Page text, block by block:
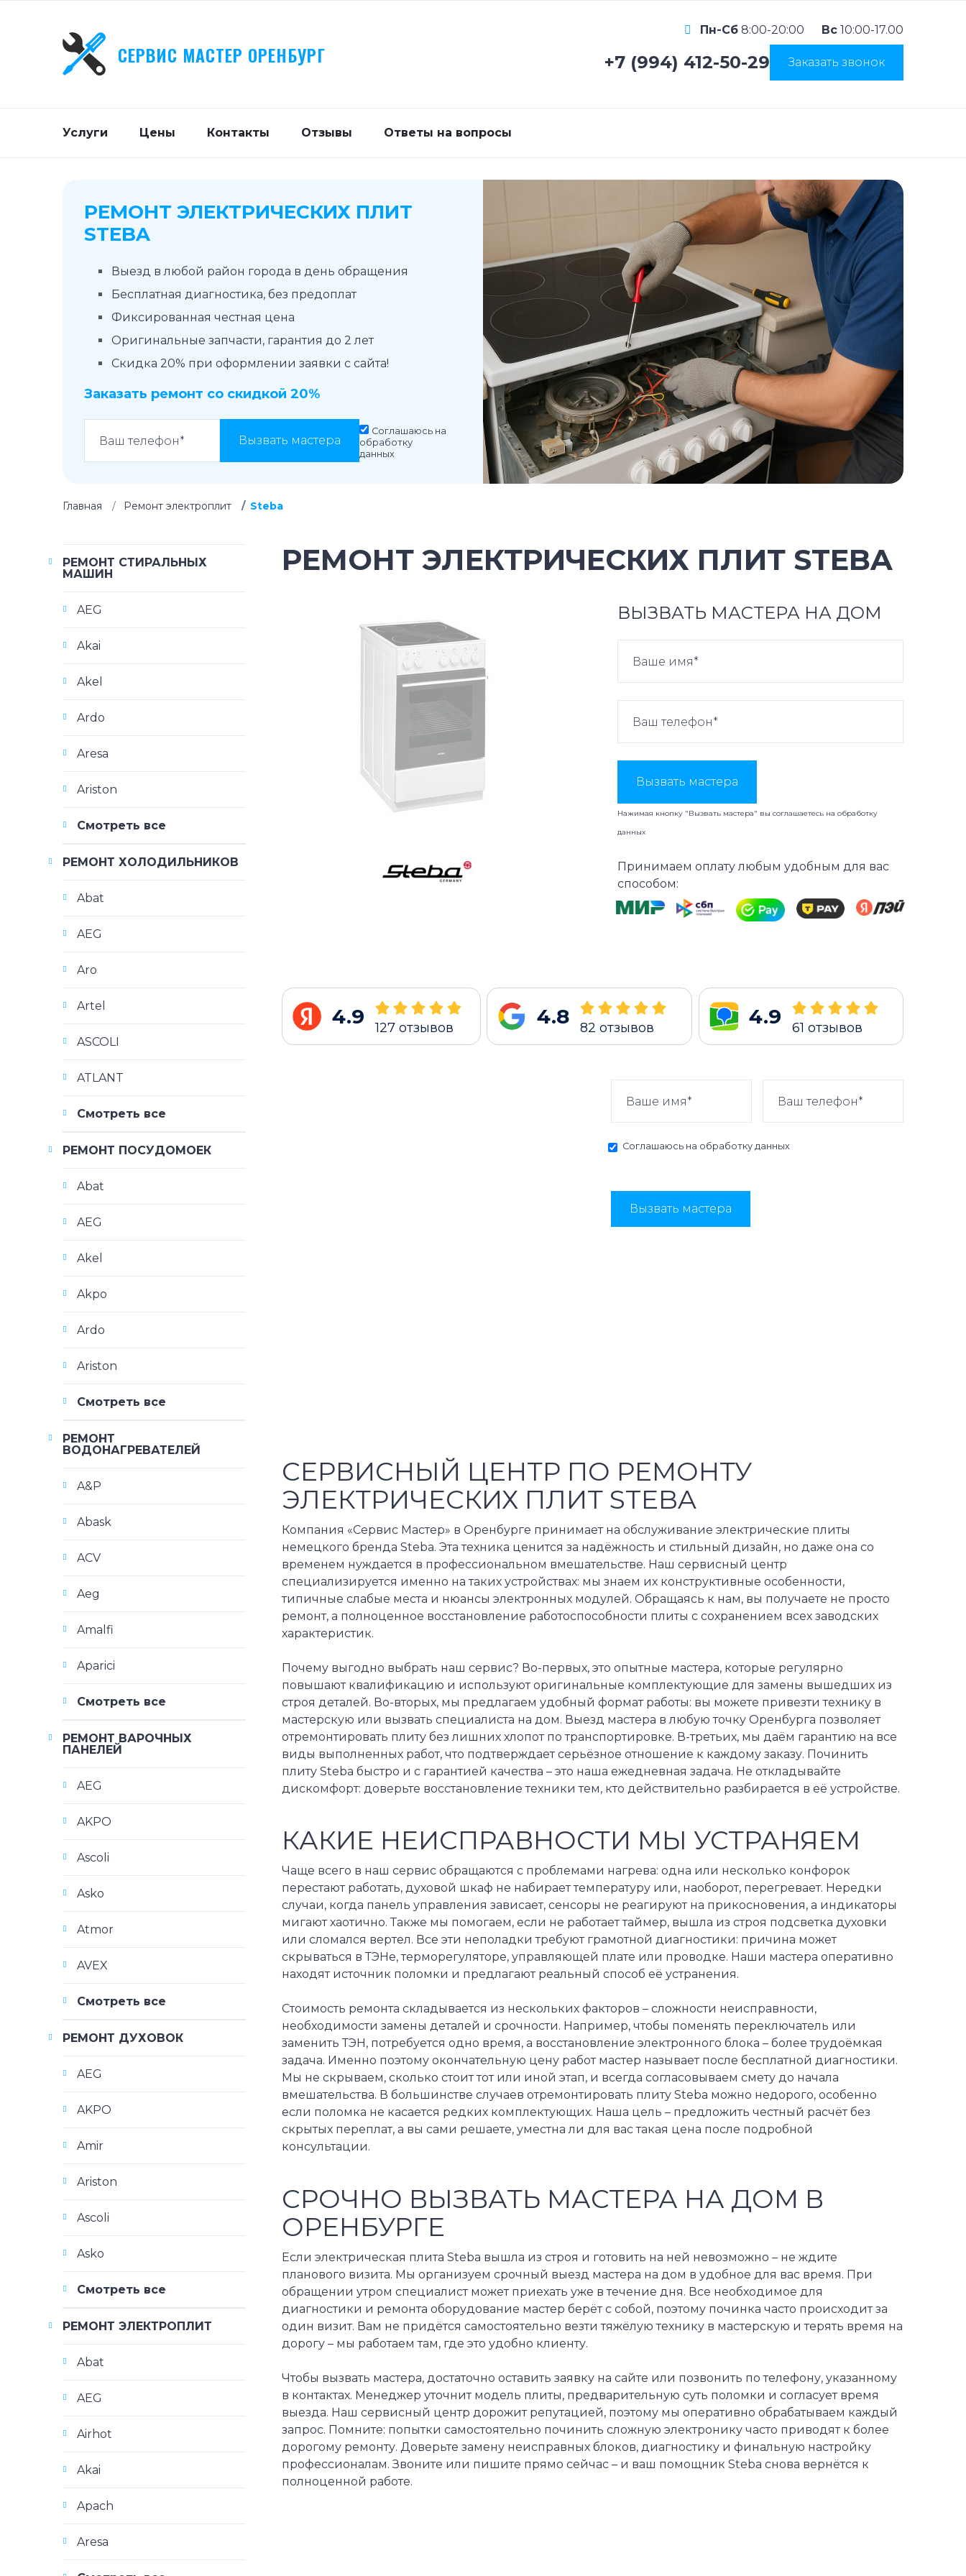
СЕРВИС МАСТЕР ОРЕНБУРГ
Пн-Сб 8:00-20:00 Вс 10:00-17.00
+7 (994) 412-50-29 Заказать звонок
Услуги Цены Контакты Отзывы Ответы на вопросы
РЕМОНТ ЭЛЕКТРИЧЕСКИХ ПЛИТ
STEBA
Выезд в любой район города в день обращения
Бесплатная диагностика, без предоплат
Фиксированная честная цена
Оригинальные запчасти, гарантия до 2 лет
Скидка 20% при оформлении заявки с сайта!
Заказать ремонт со скидкой 20%
Вызвать мастера
Соглашаюсь на
обработку
данных
Главная Ремонт электроплит Steba
РЕМОНТ ЭЛЕКТРИЧЕСКИХ ПЛИТ STEBA
ВЫЗВАТЬ МАСТЕРА НА ДОМ
Вызвать мастера
Нажимая кнопку "Вызвать мастера" вы соглашаетесь наобработку
данных
Принимаем оплату любым удобным для вас
способом:
4.9 127 отзывов 4.8 82 отзывов 4.9 61 отзывов
Соглашаюсь на обработку данных
Вызвать мастера
СЕРВИСНЫЙ ЦЕНТР ПО РЕМОНТУ
ЭЛЕКТРИЧЕСКИХ ПЛИТ STEBA
Компания «Сервис Мастер» в Оренбурге принимает на обслуживание электрические плиты
немецкого бренда Steba. Эта техника ценится за надёжность и стильный дизайн, но даже она со
временем нуждается в профессиональном вмешательстве. Наш сервисный центр
специализируется именно на таких устройствах: мы знаем их конструктивные особенности,
типичные слабые места и нюансы электронных модулей. Обращаясь к нам, вы получаете не просто
ремонт, а полноценное восстановление работоспособности плиты с сохранением всех заводских
характеристик.
Почему выгодно выбрать наш сервис? Во-первых, это опытные мастера, которые регулярно
повышают квалификацию и используют оригинальные комплектующие для замены вышедших из
строя деталей. Во-вторых, мы предлагаем удобный формат работы: вы можете привезти технику в
мастерскую или вызвать специалиста на дом. Выезд мастера в любую точку Оренбурга позволяет
отремонтировать плиту без лишних хлопот по транспортировке. В-третьих, мы даём гарантию на все
виды выполненных работ, что подтверждает серьёзное отношение к каждому заказу. Починить
плиту Steba быстро и с гарантией качества – это наша ежедневная задача. Не откладывайте
дискомфорт: доверьте восстановление техники тем, кто действительно разбирается в её устройстве.
КАКИЕ НЕИСПРАВНОСТИ МЫ УСТРАНЯЕМ
Чаще всего в наш сервис обращаются с проблемами нагрева: одна или несколько конфорок
перестают работать, духовой шкаф не набирает температуру или, наоборот, перегревает. Нередки
случаи, когда панель управления зависает, сенсоры не реагируют на прикосновения, а индикаторы
мигают хаотично. Также мы помогаем, если не работает таймер, вышла из строя подсветка духовки
или сломался вертел. Все эти неполадки требуют грамотной диагностики: причина может
скрываться в ТЭНе, терморегуляторе, управляющей плате или проводке. Наши мастера оперативно
находят источник поломки и предлагают реальный способ её устранения.
Стоимость ремонта складывается из нескольких факторов – сложности неисправности,
необходимости замены деталей и срочности. Например, чтобы поменять переключатель или
заменить ТЭН, потребуется одно время, а восстановление электронного блока – более трудоёмкая
задача. Именно поэтому окончательную цену работ мастер называет после бесплатной диагностики.
Мы не скрываем, сколько стоит тот или иной этап, и всегда согласовываем смету до начала
вмешательства. В большинстве случаев отремонтировать плиту Steba можно недорого, особенно
если поломка не касается редких комплектующих. Наша цель – предложить честный расчёт без
скрытых переплат, а вы сами решаете, уместна ли для вас такая цена после подробной
консультации.
СРОЧНО ВЫЗВАТЬ МАСТЕРА НА ДОМ В
ОРЕНБУРГЕ
Если электрическая плита Steba вышла из строя и готовить на ней невозможно – не ждите
планового визита. Мы организуем срочный выезд мастера на дом в удобное для вас время. При
обращении утром специалист может приехать уже в течение дня. Все необходимое для
диагностики и ремонта оборудование мастер берёт с собой, поэтому починка часто происходит за
один визит. Вам не придётся самостоятельно везти тяжёлую технику в мастерскую и терять время на
дорогу – мы работаем там, где это удобно клиенту.
Чтобы вызвать мастера, достаточно оставить заявку на сайте или позвонить по телефону, указанному
в контактах. Менеджер уточнит модель плиты, предварительную суть поломки и согласует время
выезда. Наш сервисный центр дорожит репутацией, поэтому мы оперативно обрабатываем каждый
запрос. Помните: попытки самостоятельно починить сложную электронику часто приводят к более
дорогому ремонту. Доверьте замену неисправных блоков, диагностику и финальную настройку
профессионалам. Звоните или пишите прямо сейчас – и ваш помощник Steba снова вернётся к
полноценной работе.
РЕМОНТ СТИРАЛЬНЫХ
МАШИН
AEG
Akai
Akel
Ardo
Aresa
Ariston
Смотреть все
РЕМОНТ ХОЛОДИЛЬНИКОВ
Abat
AEG
Aro
Artel
ASCOLI
ATLANT
Смотреть все
РЕМОНТ ПОСУДОМОЕК
Abat
AEG
Akel
Akpo
Ardo
Ariston
Смотреть все
РЕМОНТ
ВОДОНАГРЕВАТЕЛЕЙ
A&P
Abask
ACV
Aeg
Amalfi
Aparici
Смотреть все
РЕМОНТ ВАРОЧНЫХ
ПАНЕЛЕЙ
AEG
AKPO
Ascoli
Asko
Atmor
AVEX
Смотреть все
РЕМОНТ ДУХОВОК
AEG
AKPO
Amir
Ariston
Ascoli
Asko
Смотреть все
РЕМОНТ ЭЛЕКТРОПЛИТ
Abat
AEG
Airhot
Akai
Apach
Aresa